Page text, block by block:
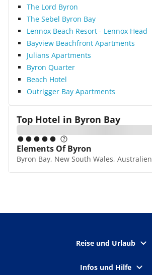
The Lord Byron
The Sebel Byron Bay
Lennox Beach Resort - Lennox Head
Bayview Beachfront Apartments
Julians Apartments
Byron Quarter
Beach Hotel
Outrigger Bay Apartments
Top Hotel in Byron Bay
Elements Of Byron
Byron Bay, New South Wales, Australien
Reise und Urlaub
Infos und Hilfe